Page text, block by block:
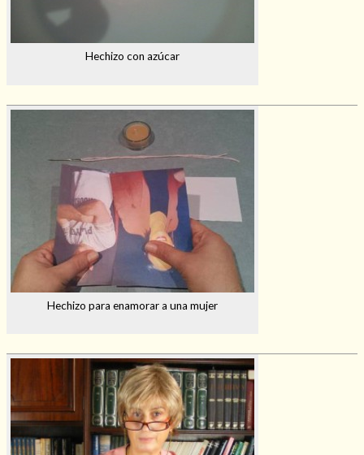
Hechizo con azúcar
Hechizo para enamorar a una mujer